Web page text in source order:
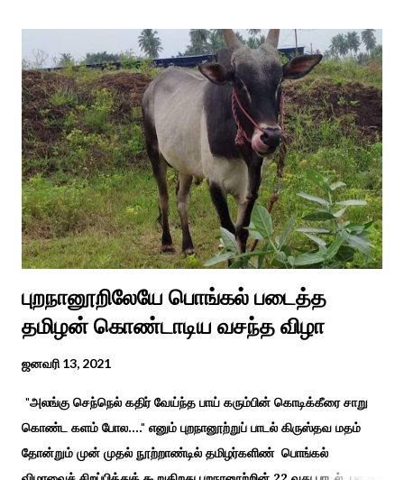
எடுத்த அய்யனார் என“வெட்டுடைய அய்யனார்“ நாமம் கோவில்
அமைத்து பூஜித்தனர். ஆங்கிலேய கிழக்கிந்திய ஆட்சியில் சிவகங்கை
இரண்டாம் மன்னர் முத்துவடுகநாதத் தேவர் ஆங்கிலேயரை எதிர்க்க
அவர்களால் காளையார் கோவிலில் இரண்டாம் மனைவி கௌரி
நாச்சியாருடன் கொல்லபட்டார். அவரது முதல் மனைவி
வேலுநாச்சியார...
புறநானூறிலேயே பொங்கல் படைத்த
தமிழன் கொண்டாடிய வசந்த விழா
ஜனவரி 13, 2021
"அலங்கு செந்நெல் கதிர் வேய்ந்த பாய் கரும்பின் கொடிக்கீரை சாறு
கொண்ட களம் போல...." எனும் புறநானூற்றுப் பாடல் கிருஸ்தவ மதம்
தோன்றும் முன் முதல் நூற்றாண்டில் தமிழர்களிண் பொங்கல்